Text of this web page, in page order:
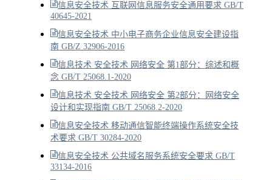
信息安全技术 互联网信息服务安全通用要求 GB/T
40645-2021
信息安全技术 中小电子商务企业信息安全建设指
南 GB/Z 32906-2016
信息技术 安全技术 网络安全 第1部分：综述和概
念 GB/T 25068.1-2020
信息技术 安全技术 网络安全 第2部分：网络安全
设计和实现指南 GB/T 25068.2-2020
信息安全技术 移动通信智能终端操作系统安全技
术要求 GB/T 30284-2020
信息安全技术 公共域名服务系统安全要求 GB/T
33134-2016